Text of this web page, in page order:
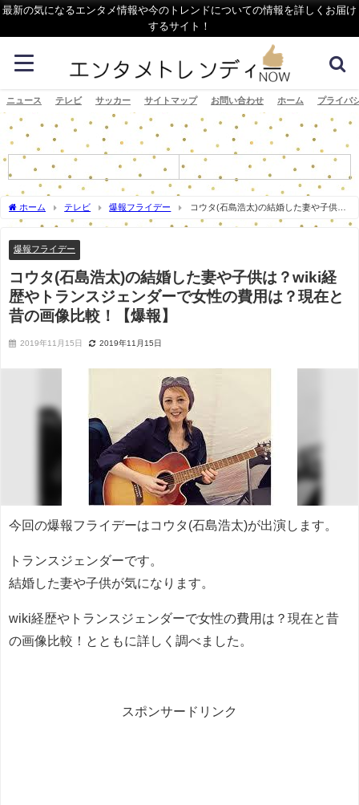
最新の気になるエンタメ情報や今のトレンドについての情報を詳しくお届け
するサイト！
ニュース テレビ サッカー サイトマップ お問い合わせ ホーム プライバ
ホーム テレビ 爆報フライデー
コウタ(石島浩太)の結婚した妻や子供
は？wiki経歴やトランスジェンダーで女性の費用は？現在と昔の画像比較！【爆報】
爆報フライデー
コウタ(石島浩太)の結婚した妻や子供は？wiki経
歴やトランスジェンダーで女性の費用は？現在と
昔の画像比較！【爆報】
2019年11月15日 2019年11月15日
今回の爆報フライデーはコウタ(石島浩太)が出演します。
トランスジェンダーです。
結婚した妻や子供が気になります。
wiki経歴やトランスジェンダーで女性の費用は？現在と昔
の画像比較！とともに詳しく調べました。
スポンサードリンク